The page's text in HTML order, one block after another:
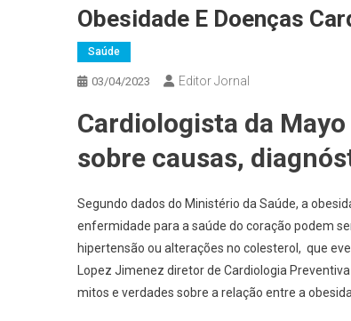
Obesidade E Doenças
Saúde
03/04/2023 Editor Jornal
Cardiologista da
sobre causas,
Segundo dados do Ministério da Saúde, a
enfermidade para a saúde do coração podem
hipertensão ou alterações no colesterol, que
Lopez Jimenez diretor de Cardiologia
mitos e verdades sobre a relação entre a